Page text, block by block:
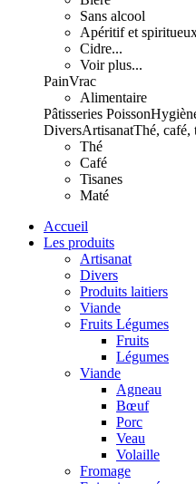
Sans alcool
Apéritif et
Cidre...
Voir plus...
PainVrac
Alimentaire
Pâtisseries Poisson
DiversArtisanatThé, café,
Thé
Café
Tisanes
Maté
Accueil
Les produits
Artisanat
Divers
Produits laitiers
Viande
Fruits Légumes
Fruits
Légumes
Viande
Agneau
Bœuf
Porc
Veau
Volaille
Fromage